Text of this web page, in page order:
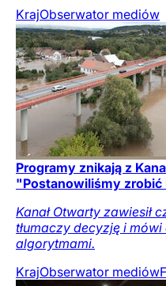
KrajObserwator mediów
Programy znikają z
"Postanowiliśmy
Kanał Otwarty zawiesił
tłumaczy decyzję i
algorytmami.
KrajObserwator mediów